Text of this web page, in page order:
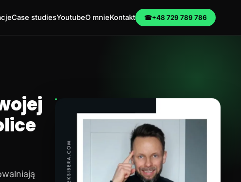
Case studiesYoutubeO mnieKontakt ☎+48 729 789 786